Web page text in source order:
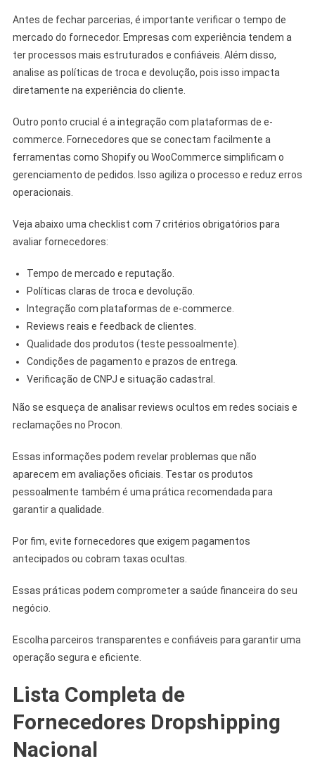
Antes de fechar parcerias, é importante verificar o tempo de
mercado do fornecedor. Empresas com experiência tendem a
ter processos mais estruturados e confiáveis. Além disso,
analise as políticas de troca e devolução, pois isso impacta
diretamente na experiência do cliente.
Outro ponto crucial é a integração com plataformas de e-
commerce. Fornecedores que se conectam facilmente a
ferramentas como Shopify ou WooCommerce simplificam o
gerenciamento de pedidos. Isso agiliza o processo e reduz erros
operacionais.
Veja abaixo uma checklist com 7 critérios obrigatórios para
avaliar fornecedores:
Tempo de mercado e reputação.
Políticas claras de troca e devolução.
Integração com plataformas de e-commerce.
Reviews reais e feedback de clientes.
Qualidade dos produtos (teste pessoalmente).
Condições de pagamento e prazos de entrega.
Verificação de CNPJ e situação cadastral.
Não se esqueça de analisar reviews ocultos em redes sociais e
reclamações no Procon.
Essas informações podem revelar problemas que não
aparecem em avaliações oficiais. Testar os produtos
pessoalmente também é uma prática recomendada para
garantir a qualidade.
Por fim, evite fornecedores que exigem pagamentos
antecipados ou cobram taxas ocultas.
Essas práticas podem comprometer a saúde financeira do seu
negócio.
Escolha parceiros transparentes e confiáveis para garantir uma
operação segura e eficiente.
Lista Completa de
Fornecedores Dropshipping
Nacional